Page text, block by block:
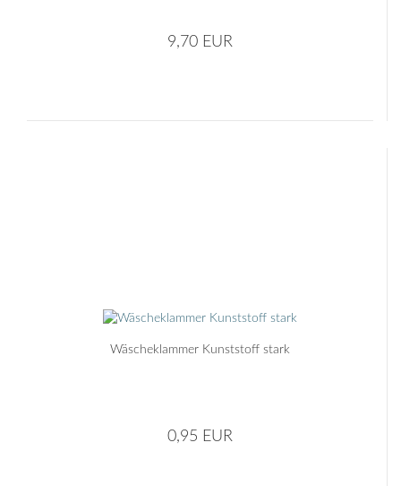
9,70 EUR
Wäscheklammer Kunststoff stark
0,95 EUR